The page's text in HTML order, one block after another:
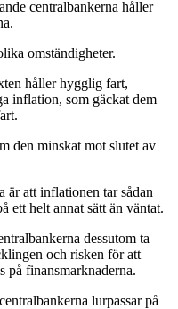
centralbankerna håller
omständigheter.
håller hygglig fart,
inflation, som gäckat dem
den minskat mot slutet av
är att inflationen tar sådan
ett helt annat sätt än väntat.
dessutom ta
och risken för att
på finansmarknaderna.
lurpassar på